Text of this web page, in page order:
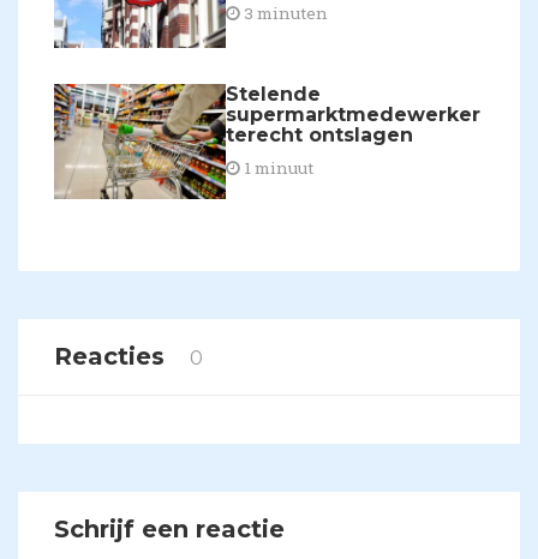
3 minuten
Stelende
supermarktmedewerker
terecht ontslagen
1 minuut
Reacties 0
Schrijf een reactie